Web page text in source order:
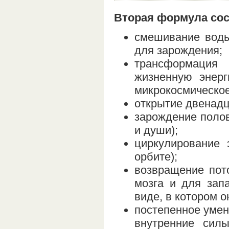
Вторая формула
смешивание
для зарождения;
жизненную
открытие
зарождение
и души);
орбите);
возвращение
мозга и для
виде, в котором
постепенное
внутренние